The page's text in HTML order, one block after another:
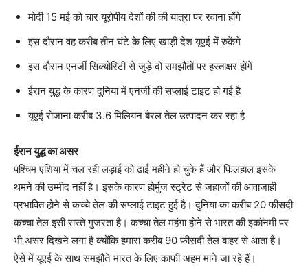
मोदी 15 मई को चार यूरोपीय देशों की की यात्रा पर रवाना होंगे
इस दौरान वह करीब तीन घंटे के लिए खाड़ी देश यूएई में रुकेंगे
इस दौरान एनर्जी सिक्योरिटी से जुड़े दो समझौतों पर हस्ताक्षर होंगे
ईरान युद्ध के कारण दुनिया में एनर्जी की सप्लाई टाइट हो गई है
यूएई रोजाना करीब 3.6 मिलियन बैरल तेल उत्पादन कर रहा है
ईरान युद्ध का असर
पश्चिम एशिया में चल रही लड़ाई को ढाई महीने हो चुके हैं और फिलहाल इसके
थमने की उम्मीद नहीं है। इसके कारण होर्मुज स्ट्रेट से जहाजों की आवाजाही
प्रभावित होने से कच्चे तेल की सप्लाई टाइट हुई है। दुनिया का करीब 20 फीसदी
कच्चा तेल इसी रास्ते गुजरता है। कच्चा तेल महंगा होने से भारत की इकॉनमी पर
भी असर दिखने लगा है क्योंकि हमारा करीब 90 फीसदी तेल बाहर से आता है।
ऐसे में यूएई के साथ समझौते भारत के लिए काफी अहम माने जा रहे हैं।